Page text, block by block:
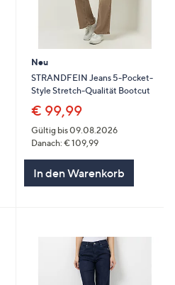
Neu
STRANDFEIN Jeans 5-Pocket-
Style Stretch-Qualität Bootcut
€ 99,99
Gültig bis 09.08.2026
Danach: € 109,99
In den Warenkorb